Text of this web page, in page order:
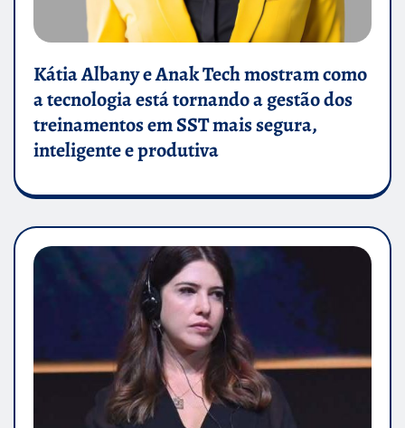
Kátia Albany e Anak Tech mostram como
a tecnologia está tornando a gestão dos
treinamentos em SST mais segura,
inteligente e produtiva